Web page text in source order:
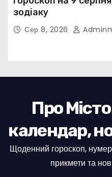
зодіаку
Сер 8, 2026
Про
календар,
Щоденний гороскоп,
прикмети та